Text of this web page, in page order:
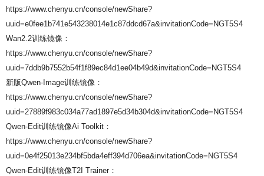
https://www.chenyu.cn/console/newShare?
uuid=e0fee1b741e543238014e1c87ddcd67a&invitationCode=NGT5S4
Wan2.2训练镜像：
https://www.chenyu.cn/console/newShare?
uuid=7ddb9b7552b54f1f89ec84d1ee04b49d&invitationCode=NGT5S4
新版Qwen-Image训练镜像：
https://www.chenyu.cn/console/newShare?
uuid=27889f983c034a77ad1897e5d34b304d&invitationCode=NGT5S4
Qwen-Edit训练镜像Ai Toolkit：
https://www.chenyu.cn/console/newShare?
uuid=0e4f25013e234bf5bda4eff394d706ea&invitationCode=NGT5S4
Qwen-Edit训练镜像T2I Trainer：